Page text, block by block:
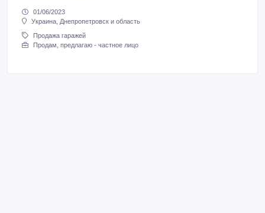
01/06/2023
Украина, Днепропетровск и область
Продажа гаражей
Продам, предлагаю - частное лицо